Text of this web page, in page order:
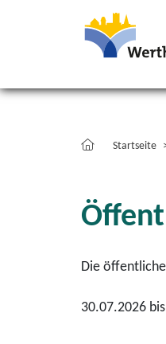
Startseite
Die
30.07.2026